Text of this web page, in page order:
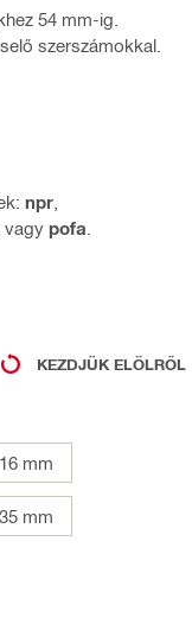
54 mm-ig.
szerszámokkal.
npr
vagy pofa
KEZDJÜK ELÖLRŐL
16 mm
35 mm